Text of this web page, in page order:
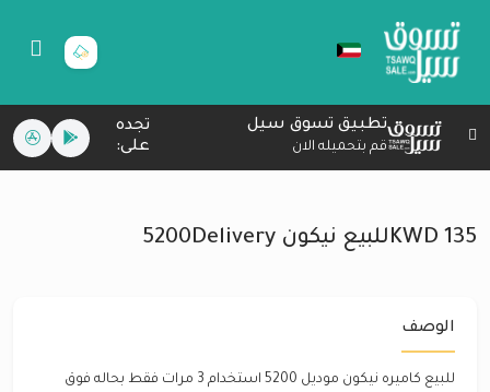
تطبيق تسوق سيل
قم بتحميله الان
تجده
على:
135 KWDللبيع نيكون 5200Delivery
الوصف
للبيع كاميره نيكون موديل 5200 استخدام 3 مرات فقط بحاله فوق